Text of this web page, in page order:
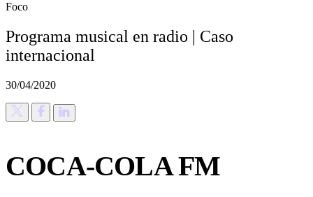
Foco
Programa musical en radio | Caso
internacional
30/04/2020
COCA-COLA FM